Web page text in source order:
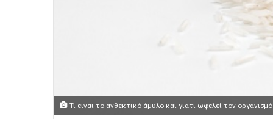
Τι είναι το ανθεκτικό άμυλο και γιατί ωφελεί τον οργανισμό